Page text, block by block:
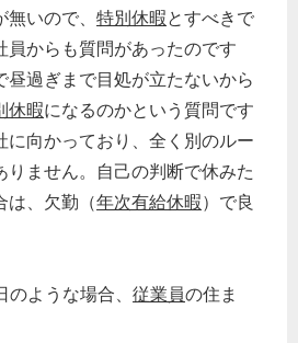
いので、 特別休暇とすべきで
員からも質問があったのです
昼過ぎまで目処が立たないから
休暇になるのかという質問です
に向かっており、全く別のルー
りません。自己の判断で休みた
は、欠勤（年次有給休暇）で良
ような場合、 従業員の住ま